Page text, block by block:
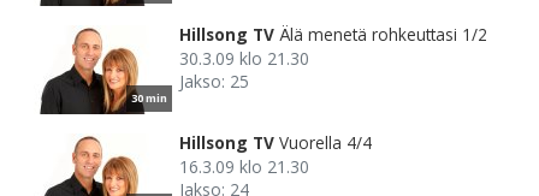
30 min
Hillsong TV Älä menetä rohkeuttasi 1/2
30.3.09 klo 21.30
Jakso: 25
Hillsong TV Vuorella 4/4
16.3.09 klo 21.30
Jakso: 24